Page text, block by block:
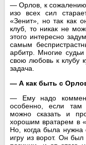
— Орлов, к
изо всех сил
«Зенит», но так как
клуб, то никак не
этого интересно
самым
арбитр. Многие
свою любовь к клубу
задача.
— А как быть с
— Ему надо
особенно, если там
можно сказать и
хорошим вратарем в
Но, когда была нужна
игру из ворот. Он был